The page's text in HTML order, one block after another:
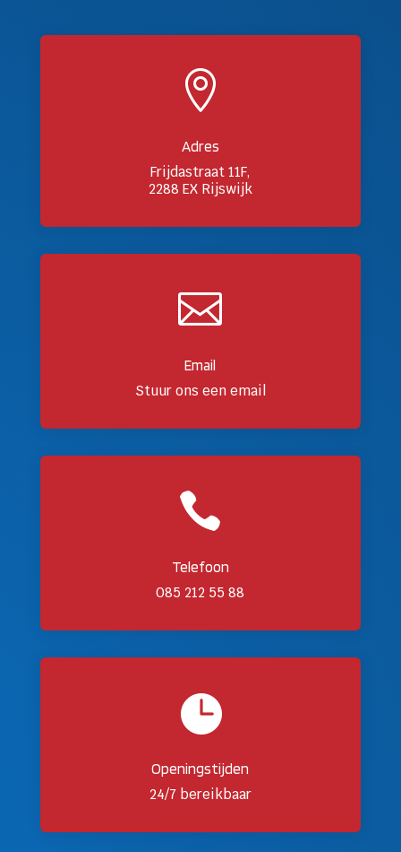

Adres
Frijdastraat 11F,
2288 EX Rijswijk

Email
Stuur ons een email

Telefoon
085 212 55 88

Openingstijden
24/7 bereikbaar